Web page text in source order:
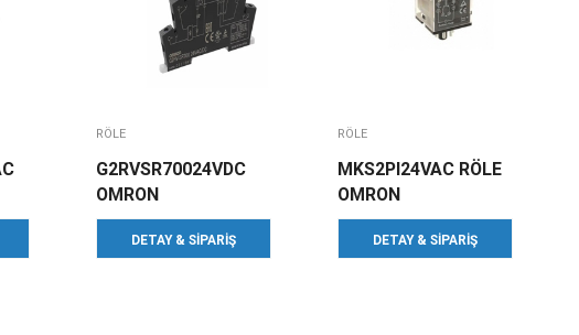
RÖLE
G2RVSR70024VDC
OMRON
DETAY & SIPARIŞ
RÖLE
MKS2PI24VAC RÖLE
OMRON
DETAY & SIPARIŞ